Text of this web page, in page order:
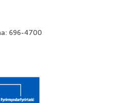
696-4700